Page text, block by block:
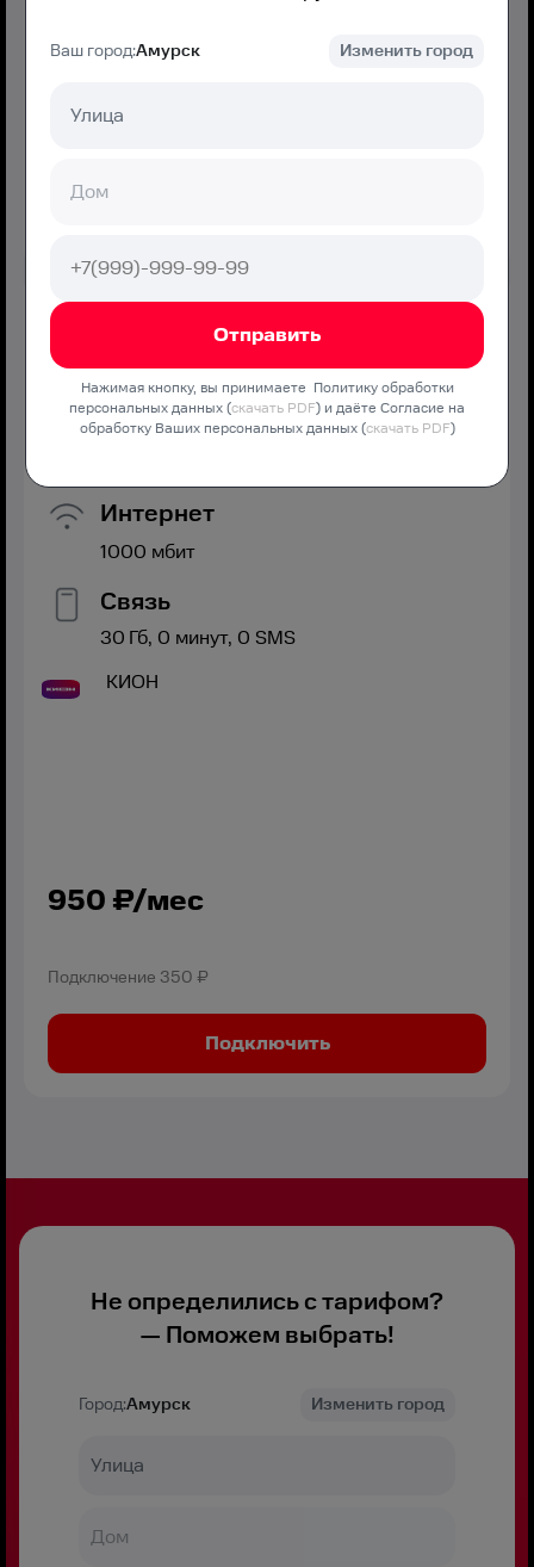
МТС Дома Хорошо
Оптимальная скорость без переплат и дополнительных
Интернет
1000 мбит
Связь
30 Гб, 0 минут, 0 SMS
КИОН
950 ₽/мес
Подключение 350 ₽
Подключить
Не определились с тарифом?
— Поможем выбрать!
Город:Амурск Изменить город
Ваш город:Амурск Изменить город
Нажимая кнопку, вы принимаете Политику обработки
персональных данных (скачать PDF) и даёте Согласие на
обработку Ваших персональных данных (скачать PDF)